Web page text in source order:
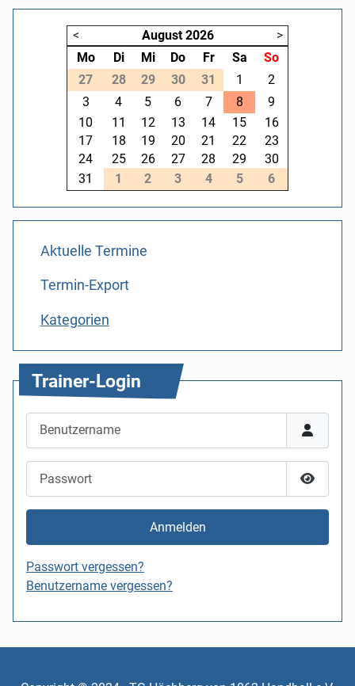
< August 2026
>
Mo
Di Mi Do Fr Sa
So
27
28 29 30 31 1
2
3
4 5 6 7 8
9
10
11 12 13 14 15
16
17
18 19 20 21 22
23
24
25 26 27 28 29
30
31
1 2 3 4 5 6
Aktuelle Termine
Termin-Export
Kategorien
Trainer-Login
Anmelden
Passwort vergessen?
Benutzername vergessen?